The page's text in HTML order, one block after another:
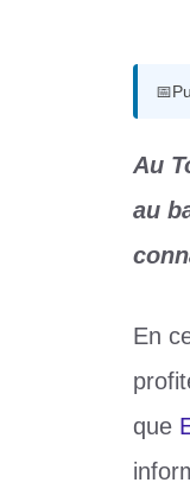
📅
Au
au
En
que